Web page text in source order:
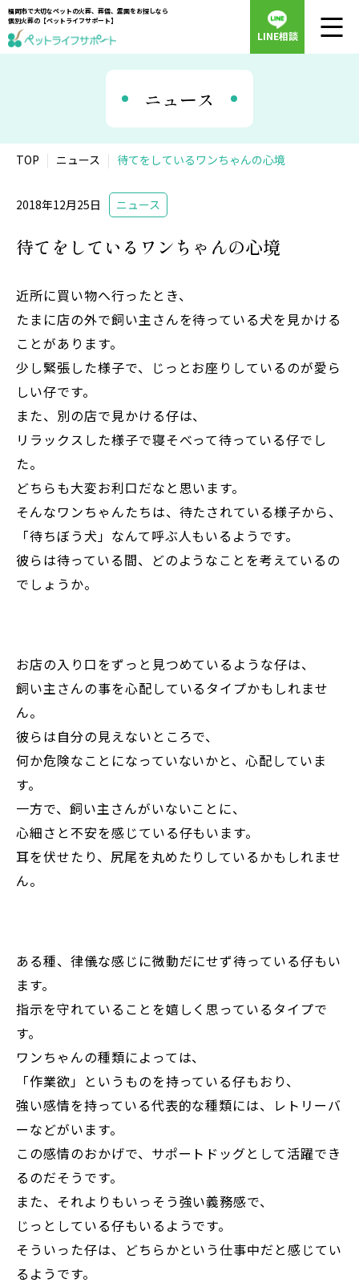
福岡市で大切なペットの火葬、葬儀、霊園をお探しなら
個別火葬の【ペットライフサポート】
LINE相談
ニュース
TOP ニュース 待てをしているワンちゃんの心境
2018年12月25日 ニュース
待てをしているワンちゃんの心境
近所に買い物へ行ったとき、
たまに店の外で飼い主さんを待っている犬を見かける
ことがあります。
少し緊張した様子で、じっとお座りしているのが愛ら
しい仔です。
また、別の店で見かける仔は、
リラックスした様子で寝そべって待っている仔でし
た。
どちらも大変お利口だなと思います。
そんなワンちゃんたちは、待たされている様子から、
「待ちぼう犬」なんて呼ぶ人もいるようです。
彼らは待っている間、どのようなことを考えているの
でしょうか。
お店の入り口をずっと見つめているような仔は、
飼い主さんの事を心配しているタイプかもしれませ
ん。
彼らは自分の見えないところで、
何か危険なことになっていないかと、心配していま
す。
一方で、飼い主さんがいないことに、
心細さと不安を感じている仔もいます。
耳を伏せたり、尻尾を丸めたりしているかもしれませ
ん。
ある種、律儀な感じに微動だにせず待っている仔もい
ます。
指示を守れていることを嬉しく思っているタイプで
す。
ワンちゃんの種類によっては、
「作業欲」というものを持っている仔もおり、
強い感情を持っている代表的な種類には、レトリーバ
ーなどがいます。
この感情のおかげで、サポートドッグとして活躍でき
るのだそうです。
また、それよりもいっそう強い義務感で、
じっとしている仔もいるようです。
そういった仔は、どちらかという仕事中だと感じてい
るようです。